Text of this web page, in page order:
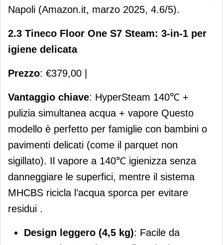
Napoli (Amazon.it, marzo 2025, 4.6/5).
2.3 Tineco Floor One S7 Steam: 3-in-1 per
igiene delicata
Prezzo: €379,00 |
Vantaggio chiave: HyperSteam 140℃ +
pulizia simultanea acqua + vapore Questo
modello è perfetto per famiglie con bambini o
pavimenti delicati (come il parquet non
sigillato). Il vapore a 140℃ igienizza senza
danneggiare le superfici, mentre il sistema
MHCBS ricicla l’acqua sporca per evitare
residui .
Design leggero (4,5 kg): Facile da